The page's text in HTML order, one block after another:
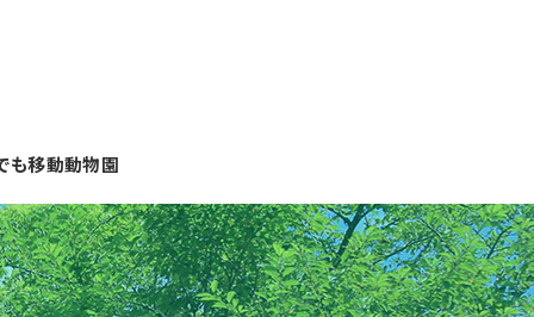
も移動動物園